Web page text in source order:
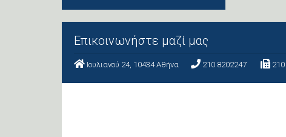
Επικοινωνήστε μαζί μας
Ιουλιανού 24, 10434 Aθήνα 210 8202247